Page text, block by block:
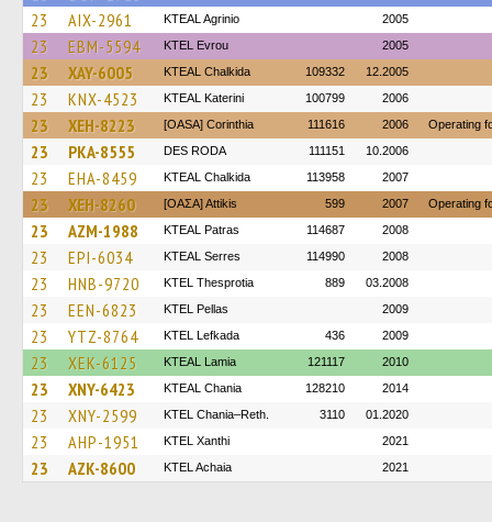
23
AIX-2961 KTEAL Agrinio 2005
23 EBM-5594 KTEL Evrou 2005
23 XAY-6005 KTEAL Chalkida 109332 12.2005
23 KNX-4523 KTEAL Katerini 100799 2006
23 XEH-8223 [OASA] Corinthia 111616 2006 Operating
23 PKA-8555 DES RODA 111151 10.2006
23 EHA-8459 KTEAL Chalkida 113958 2007
23 XEH-8260 [ΟΑΣΑ] Αttikis 599 2007 Operating
23 AZM-1988 KTEAL Patras 114687 2008
23 EPI-6034 KTEAL Serres 114990 2008
23 HNB-9720 KTEL Thesprotia 889 03.2008
23 EEN-6823 KTEL Pellas 2009
23 YTZ-8764 KTEL Lefkada 436 2009
23 XEK-6125 KTEAL Lamia 121117 2010
23 XNY-6423 KTEAL Chania 128210 2014
23 XNY-2599 KTEL Chania–Reth. 3110 01.2020
23 AHP-1951 KTEL Xanthi 2021
23 AZK-8600 KTEL Achaia 2021